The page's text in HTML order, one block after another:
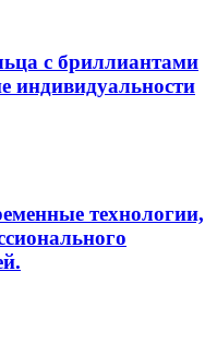
с бриллиантами
индивидуальности
технологии,